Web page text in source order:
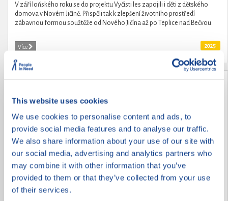
This website uses cookies
We use cookies to personalise content and ads, to
provide social media features and to analyse our traffic.
We also share information about your use of our site with
our social media, advertising and analytics partners who
may combine it with other information that you’ve
provided to them or that they’ve collected from your use
of their services.
V září loňského roku se do projektu Vyčisti les zapojili i děti z dětského
domova v Novém Jičíně. Přispěli tak k zlepšení životního prostředí
zábavnou formou soužtěže od Nového Jičína až po Teplice nad Bečvou.
Více 2025